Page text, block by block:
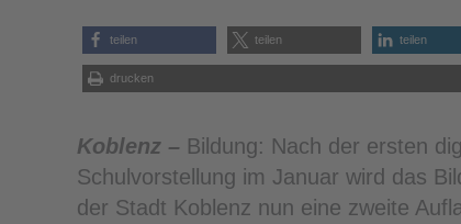
teilen teilen teilen
drucken
Koblenz – Bildung: Nach der ersten
Schulvorstellung im Januar wird das
der Stadt Koblenz nun eine zweite